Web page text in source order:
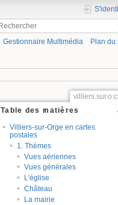
Gestionnaire Multimédia Plan du
Table des matières
Villiers-sur-Orge en cartes
postales
1. Thèmes
Vues aériennes
Vues générales
L'église
Château
La mairie